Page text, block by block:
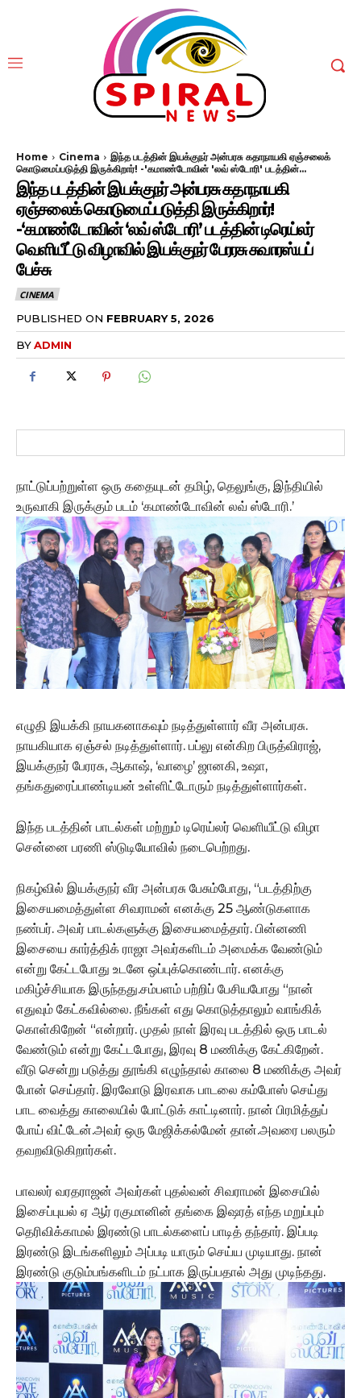
Home Cinema
இந்த படத்தின் இயக்குநர் அன்பரசு கதாநாயகி ஏஞ்சலைக்
கொடுமைப்படுத்தி இருக்கிறார்! -'கமாண்டோவின் 'லவ் ஸ்டோரி' படத்தின்...
இந்த படத்தின் இயக்குநர் அன்பரசு கதாநாயகி
ஏஞ்சலைக் கொடுமைப்படுத்தி இருக்கிறார்!
-‘கமாண்டோவின் ‘லவ் ஸ்டோரி’ படத்தின் டிரெய்லர்
வெளியீட்டு விழாவில் இயக்குநர் பேரரசு சுவாரஸ்யப்
பேச்சு
CINEMA
PUBLISHED ON FEBRUARY 5, 2026
BYADMIN
நாட்டுப்பற்றுள்ள ஒரு கதையுடன் தமிழ், தெலுங்கு, இந்தியில்
உருவாகி இருக்கும் படம் ‘கமாண்டோவின் லவ் ஸ்டோரி.’
எழுதி இயக்கி நாயகனாகவும் நடித்துள்ளார் வீர அன்பரசு.
நாயகியாக ஏஞ்சல் நடித்துள்ளார். பப்லு என்கிற பிருத்விராஜ்,
இயக்குநர் பேரரசு, ஆகாஷ், ‘வாழை’ ஜானகி, உஷா,
தங்கதுரைப்பாண்டியன் உள்ளிட்டோரும் நடித்துள்ளார்கள்.
இந்த படத்தின் பாடல்கள் மற்றும் டிரெய்லர் வெளியீட்டு விழா
சென்னை பரணி ஸ்டுடியோவில் நடைபெற்றது.
நிகழ்வில் இயக்குநர் வீர அன்பரசு பேசும்போது, “படத்திற்கு
இசையமைத்துள்ள சிவராமன் எனக்கு 25 ஆண்டுகளாக
நண்பர். அவர் பாடல்களுக்கு இசையமைத்தார். பின்னணி
இசையை கார்த்திக் ராஜா அவர்களிடம் அமைக்க வேண்டும்
என்று கேட்டபோது உடனே ஒப்புக்கொண்டார். எனக்கு
மகிழ்ச்சியாக இருந்தது.சம்பளம் பற்றிப் பேசியபோது “நான்
எதுவும் கேட்கவில்லை. நீங்கள் எது கொடுத்தாலும் வாங்கிக்
கொள்கிறேன் “என்றார். முதல் நாள் இரவு படத்தில் ஒரு பாடல்
வேண்டும் என்று கேட்டபோது, இரவு 8 மணிக்கு கேட்கிறேன்.
வீடு சென்று படுத்து தூங்கி எழுந்தால் காலை 8 மணிக்கு அவர்
போன் செய்தார். இரவோடு இரவாக பாடலை கம்போஸ் செய்து
பாட வைத்து காலையில் போட்டுக் காட்டினார். நான் பிரமித்துப்
போய் விட்டேன்.அவர் ஒரு மேஜிக்கல்மேன் தான்.அவரை பலரும்
தவறவிடுகிறார்கள்.
பாவலர் வரதராஜன் அவர்கள் புதல்வன் சிவராமன் இசையில்
இசைப்புயல் ஏ ஆர் ரகுமானின் தங்கை இஷரத் எந்த மறுப்பும்
தெரிவிக்காமல் இரண்டு பாடல்களைப் பாடித் தந்தார். இப்படி
இரண்டு இடங்களிலும் அப்படி யாரும் செய்ய முடியாது. நான்
இரண்டு குடும்பங்களிடம் நட்பாக இருப்பதால் அது முடிந்தது.